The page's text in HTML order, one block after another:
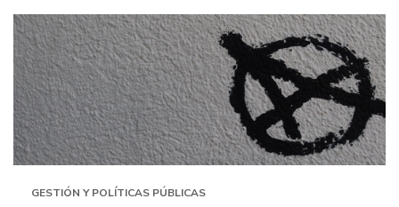
GESTIÓN Y POLÍTICAS PÚBLICAS